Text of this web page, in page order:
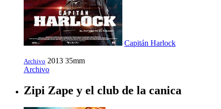
Capitán Harlock
Archivo 2013 35mm
Archivo
Zipi Zape y el club de la canica